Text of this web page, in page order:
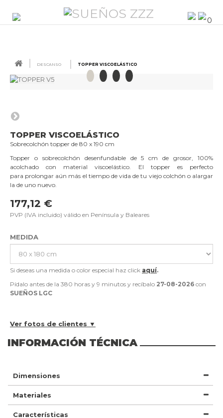
DESCANSO TOPPER VISCOELÁSTICO
TOPPER VISCOELÁSTICO
Sobrecolchón topper de 80 x 190 cm
Topper o sobrecolchón desenfundable de 5 cm de grosor, 100%
acolchado con material viscoelástico. El topper es perfecto
para prolongar aún más el tiempo de vida de tu viejo colchón o alargar
la de uno nuevo.
177,12 €
PVP (IVA incluido) válido en Península y Baleares
MEDIDA
Si deseas una medida o color especial haz click aquí.
Pídalo antes de la 380 horas y 9 minutos y recíbalo 27-08-2026 con
SUEÑOS LGC
Ver fotos de clientes ▼
INFORMACIÓN TÉCNICA
Dimensiones
Materiales
Características
0